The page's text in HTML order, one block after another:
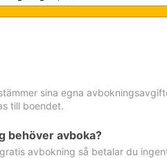
sina egna
till boendet.
behöver avboka?
avbokning så betalar du